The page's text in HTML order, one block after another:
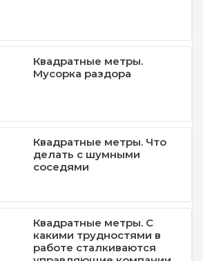
Квадратные метры.
Мусорка раздора
Квадратные метры. Что
делать с шумными
соседями
Квадратные метры. С
какими трудностями в
работе сталкиваются